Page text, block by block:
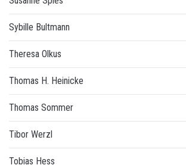
Sybille Bultmann
Theresa Olkus
Thomas H. Heinicke
Thomas Sommer
Tibor Werzl
Tobias Hess